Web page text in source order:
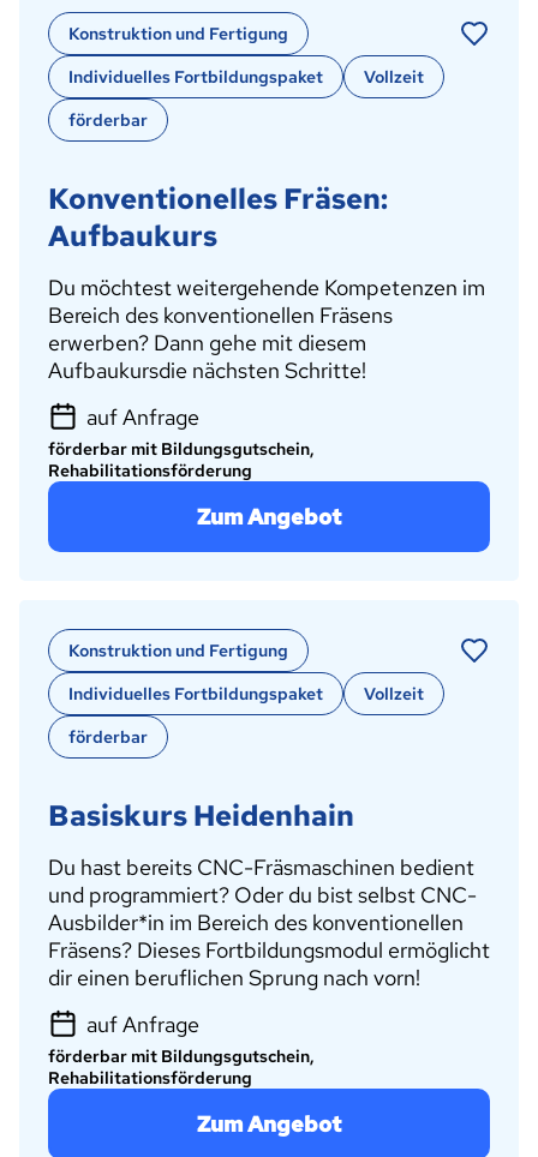
Konstruktion und Fertigung
Individuelles Fortbildungspaket
Vollzeit
förderbar
Konventionelles Fräsen:
Aufbaukurs
Du möchtest weitergehende Kompetenzen im
Bereich des konventionellen Fräsens
erwerben? Dann gehe mit diesem
Aufbaukursdie nächsten Schritte!
auf Anfrage
förderbar mit Bildungsgutschein,
Rehabilitationsförderung
Zum Angebot
Konstruktion und Fertigung
Individuelles Fortbildungspaket
Vollzeit
förderbar
Basiskurs Heidenhain
Du hast bereits CNC-Fräsmaschinen bedient
und programmiert? Oder du bist selbst CNC-
Ausbilder*in im Bereich des konventionellen
Fräsens? Dieses Fortbildungsmodul ermöglicht
dir einen beruflichen Sprung nach vorn!
auf Anfrage
förderbar mit Bildungsgutschein,
Rehabilitationsförderung
Zum Angebot